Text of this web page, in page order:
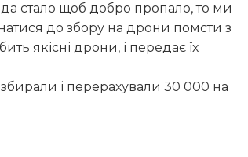
стало щоб добро пропало, то ми
до збору на дрони помсти з
якісні дрони, і передає їх
і перерахували 30 000 на